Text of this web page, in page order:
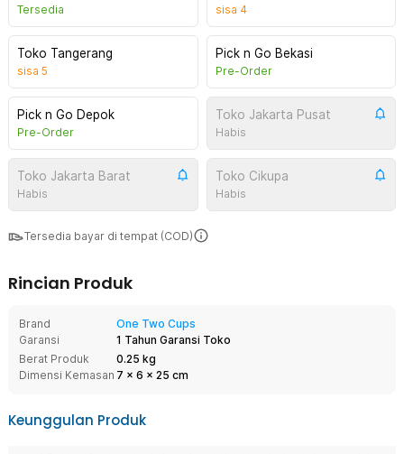
Tersedia sisa 4
Toko Tangerang
sisa 5
Pick n Go Bekasi
Pre-Order
Pick n Go Depok
Pre-Order
Toko Jakarta Pusat
Habis
Toko Jakarta Barat
Habis
Toko Cikupa
Habis
Tersedia bayar di tempat (COD)
Rincian Produk
Brand
One Two Cups
Garansi
1 Tahun Garansi Toko
Berat Produk
0.25 kg
Dimensi Kemasan 7 x 6 x 25 cm
Keunggulan Produk